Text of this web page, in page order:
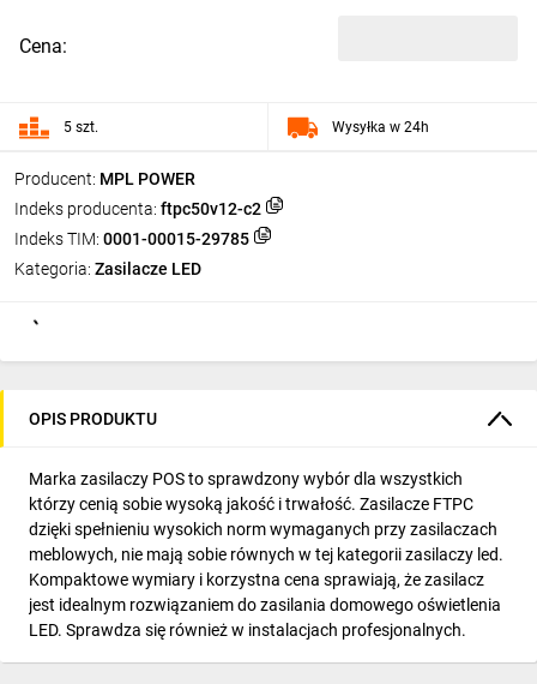
Producent: MPL POWER
Indeks producenta: ftpc50v12-c2
Indeks TIM: 0001-00015-29785
Kategoria: Zasilacze LED
Cena:
5 szt. Wysyłka w 24h
OPIS PRODUKTU
Marka zasilaczy POS to sprawdzony wybór dla wszystkich
którzy cenią sobie wysoką jakość i trwałość. Zasilacze FTPC
dzięki spełnieniu wysokich norm wymaganych przy zasilaczach
meblowych, nie mają sobie równych w tej kategorii zasilaczy led.
Kompaktowe wymiary i korzystna cena sprawiają, że zasilacz
jest idealnym rozwiązaniem do zasilania domowego oświetlenia
LED. Sprawdza się również w instalacjach profesjonalnych.